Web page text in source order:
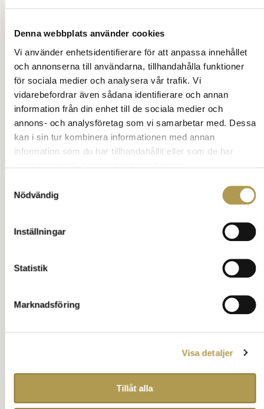
Denna webbplats använder cookies
Vi använder enhetsidentifierare för att anpassa innehållet
och annonserna till användarna, tillhandahålla funktioner
för sociala medier och analysera vår trafik. Vi
vidarebefordrar även sådana identifierare och annan
information från din enhet till de sociala medier och
annons- och analysföretag som vi samarbetar med. Dessa
kan i sin tur kombinera informationen med annan
information som du har tillhandahållit eller som de har
Nödvändig
Inställningar
Statistik
Marknadsföring
Visa detaljer
Tillåt alla
Finns inga marskalkar kan tärnorna gå bredvid
marskalk, ska hon inte går ensam med
Då kan hon istället gå in tillsammans med
brudens föräldrar och sitta längs fram till
vänster.